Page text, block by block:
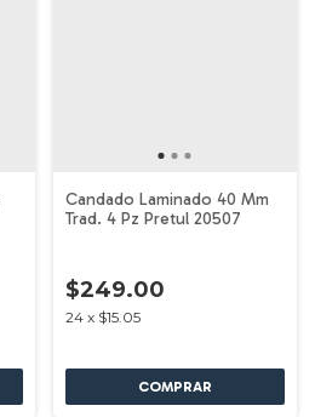
Candado Laminado 40 Mm
Trad. 4 Pz Pretul 20507
$249.00
24 x $15.05